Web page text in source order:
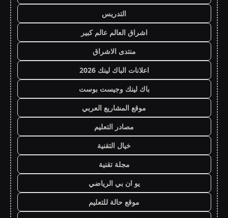
التدريس
اشراق العالم عالم كبير
منتدى الاشراق
اعلانات الباك لينك 2026
باك لينك وجيست بوست
موقع المشاريع العربي
مصادر التعليم
خيال التقنية
مجلة تقنية
يو ان بي الرياضي
موقع حالة للتعليم